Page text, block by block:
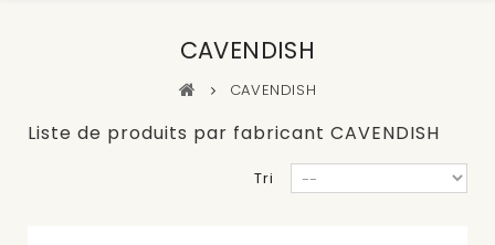
CAVENDISH
CAVENDISH
Liste de produits par fabricant CAVENDISH
Tri